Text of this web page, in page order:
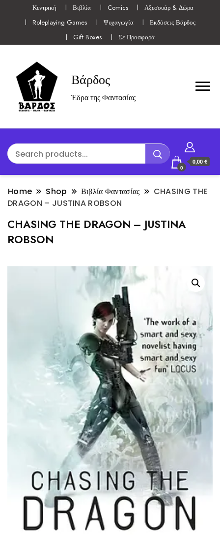
Κεντρική Βιβλία Comics
Αξεσουάρ & Δώρα
Roleplaying Games
Ψυχαγωγία
Εκδόσεις Βάρδος
Gift Boxes
Σε Προσφορά
Βάρδος
Έδρα της Φαντασίας
0
0,00 €
Home Shop Βιβλία Φαντασίας
CHASING THE
DRAGON – JUSTINA ROBSON
CHASING THE DRAGON – JUSTINA
ROBSON